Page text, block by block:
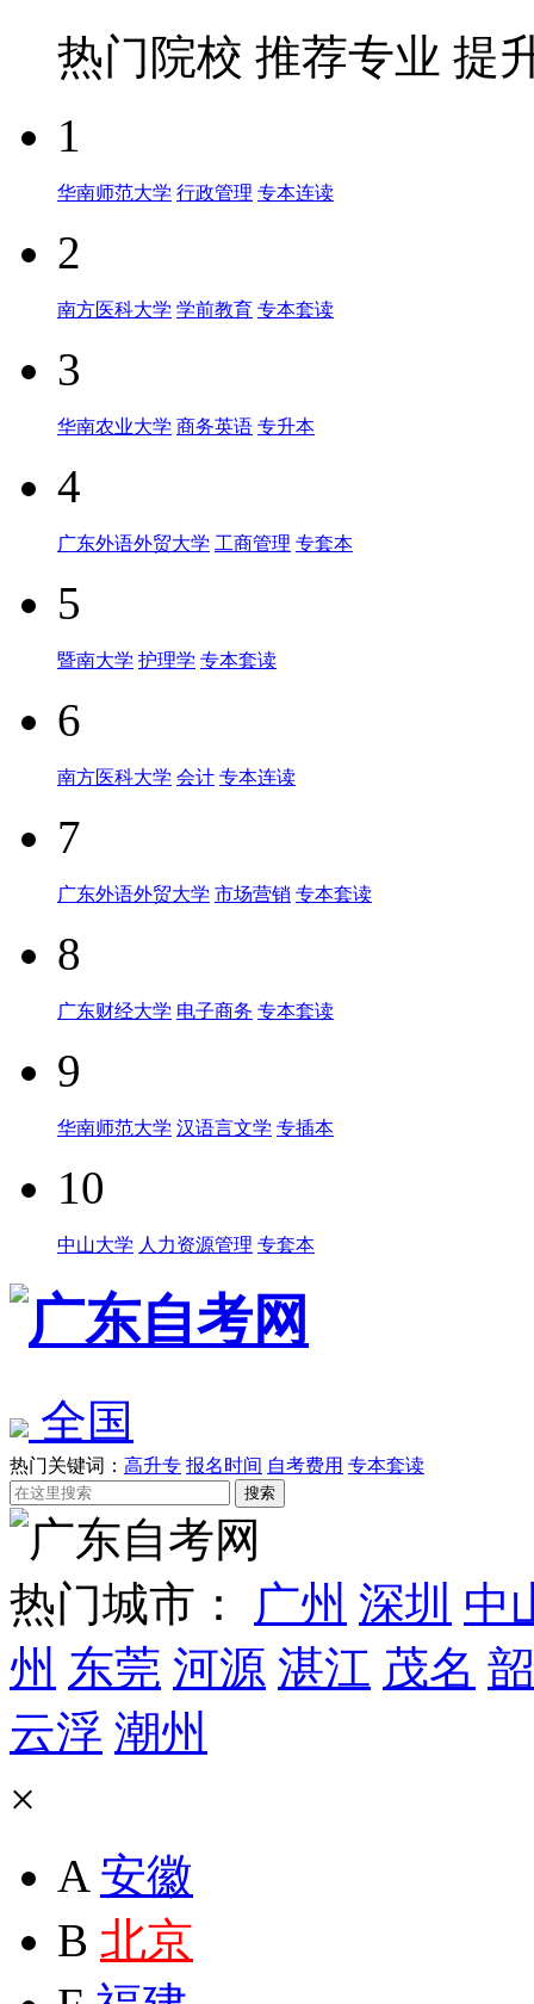
热门院校 推荐专业 提
1
华南师范大学 行政管理 专本连读
2
南方医科大学 学前教育 专本套读
3
华南农业大学 商务英语 专升本
4
广东外语外贸大学 工商管理 专套本
5
暨南大学 护理学 专本套读
6
南方医科大学 会计 专本连读
7
广东外语外贸大学 市场营销 专本套读
8
广东财经大学 电子商务 专本套读
9
华南师范大学 汉语言文学 专插本
10
中山大学 人力资源管理 专套本
全国
热门关键词： 高升专 报名时间 自考费用 专本套读
热门城市： 广州 深圳 中
州 东莞 河源 湛江 茂名
云浮 潮州
×
A 安徽
B 北京